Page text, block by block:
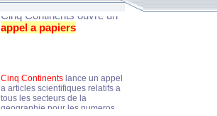
appel a papiers
a articles scientifiques relatifs a
tous les secteurs de la
geographie pour les numeros
suivantes de la revue: 20 et 21